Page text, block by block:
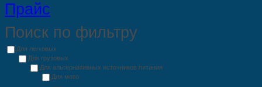
Прайс
Поиск по фильтру
Для легковых
Для грузовых
Для альтернативных источников питания
Для мото